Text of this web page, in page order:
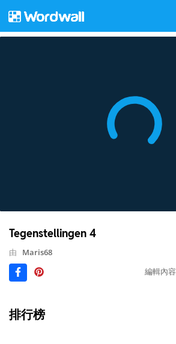
Tegenstellingen 4
由
Maris68
編輯內容
排行榜